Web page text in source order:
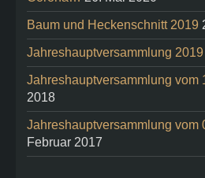
Baum und Heckenschnitt 2019
Jahreshauptversammlung 2019
Jahreshauptversammlung vom
2018
Jahreshauptversammlung vom
Februar 2017